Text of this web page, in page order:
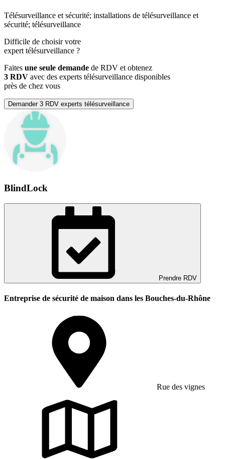
Télésurveillance et sécurité; installations de télésurveillance et
sécurité; télésurveillance
Difficile de choisir votre
expert télésurveillance ?
Faites une seule demande de RDV et obtenez
3 RDV avec des experts télésurveillance disponibles
près de chez vous
Demander 3 RDV experts télésurveillance
BlindLock
Prendre RDV
Entreprise de sécurité de maison dans les Bouches-du-Rhône
Rue des vignes